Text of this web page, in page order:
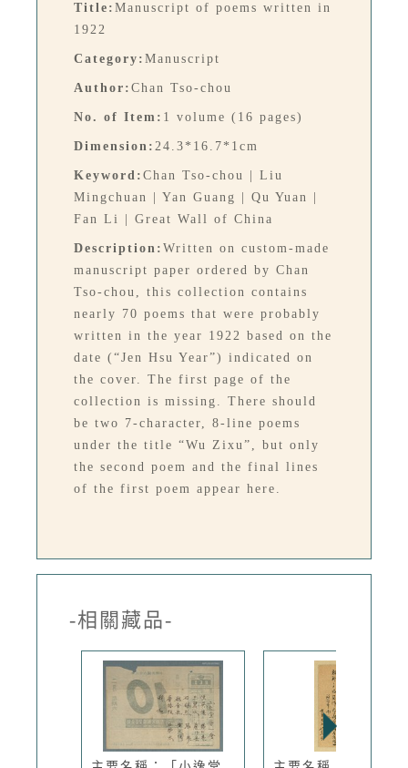
Title: Manuscript of poems written in
1922
Category: Manuscript
Author: Chan Tso-chou
No. of Item: 1 volume (16 pages)
Dimension: 24.3*16.7*1cm
Keyword: Chan Tso-chou | Liu
Mingchuan | Yan Guang | Qu Yuan |
Fan Li | Great Wall of China
Description: Written on custom-made
manuscript paper ordered by Chan
Tso-chou, this collection contains
nearly 70 poems that were probably
written in the year 1922 based on the
date (“Jen Hsu Year”) indicated on
the cover. The first page of the
collection is missing. There should
be two 7-character, 8-line poems
under the title “Wu Zixu”, but only
the second poem and the final lines
of the first poem appear here.
-相關藏品-